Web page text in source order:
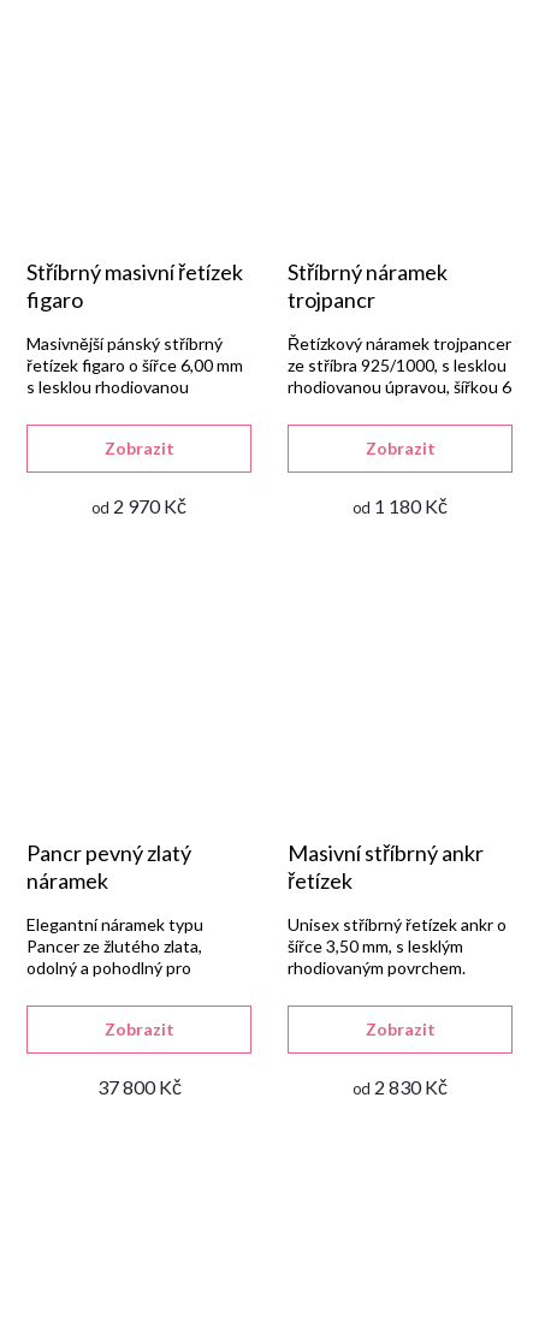
Stříbrný masivní řetízek
figaro
od 2 970 Kč
Zobrazit
Masivnější pánský stříbrný
řetízek figaro o šířce 6,00 mm
s lesklou rhodiovanou
karabinu.
Stříbrný náramek
trojpancr
od 1 180 Kč
Zobrazit
Řetízkový náramek trojpancer
ze stříbra 925/1000, s lesklou
rhodiovanou úpravou, šířkou 6
Pancr pevný zlatý
náramek
37 800 Kč
Zobrazit
Elegantní náramek typu
Pancer ze žlutého zlata,
odolný a pohodlný pro
Masivní stříbrný ankr
řetízek
od 2 830 Kč
Zobrazit
Unisex stříbrný řetízek ankr o
šířce 3,50 mm, s lesklým
rhodiovaným povrchem.